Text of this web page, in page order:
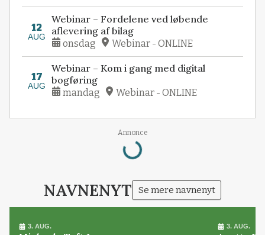
12
AUG
Webinar – Fordelene ved løbende
aflevering af bilag
onsdag Webinar - ONLINE
17
AUG
Webinar – Kom i gang med digital
bogføring
mandag Webinar - ONLINE
Annonce
Loading...
NAVNENYT Se mere navnenyt
3. AUG. 3. AUG.